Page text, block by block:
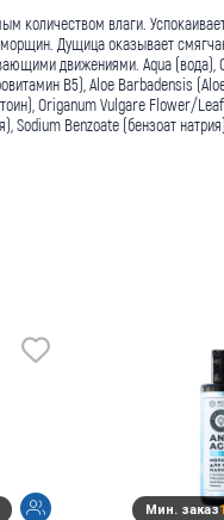
влаги.
морщин. Дущица оказывает
движениями. Aqua
В5), Aloe Barbadensis
Origanum Vulgare Flower/
Sodium Benzoate (бензоат
Мин. заказ